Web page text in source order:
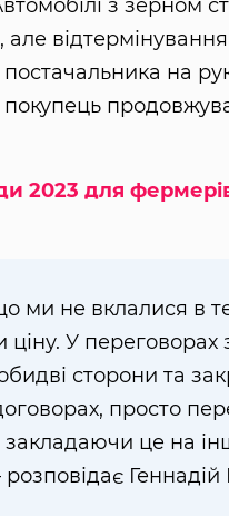
з зерном
але
на
2023 для
ми не вклалися в
У
сторони та
просто
це на
Геннадій